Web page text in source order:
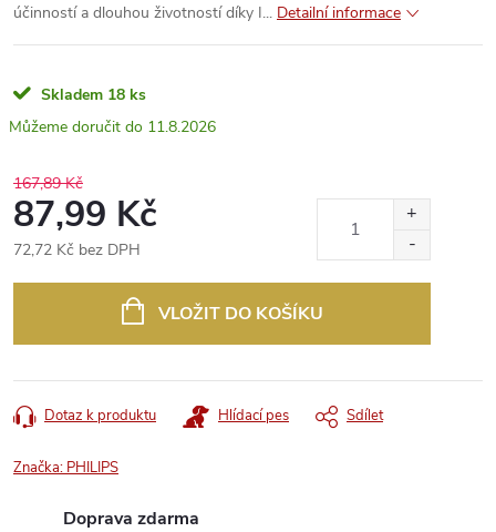
účinností a dlouhou životností díky I... Detailní informace
Skladem 18 ks
11.8.2026
167,89 Kč
87,99 Kč
72,72 Kč bez DPH
VLOŽIT DO KOŠÍKU
Dotaz k produktu Hlídací pes Sdílet
Značka: PHILIPS
Doprava zdarma